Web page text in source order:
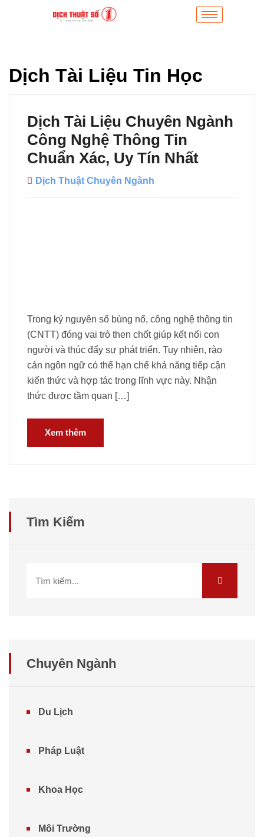
Dịch Tài Liệu Tin Học
Dịch Tài Liệu Chuyên Ngành
Công Nghệ Thông Tin
Chuẩn Xác, Uy Tín Nhất
Dịch Thuật Chuyên Ngành
Trong kỷ nguyên số bùng nổ, công nghệ thông tin
(CNTT) đóng vai trò then chốt giúp kết nối con
người và thúc đẩy sự phát triển. Tuy nhiên, rào
cản ngôn ngữ có thể hạn chế khả năng tiếp cận
kiến thức và hợp tác trong lĩnh vực này. Nhận
thức được tầm quan […]
Xem thêm
Tìm Kiếm
Chuyên Ngành
Du Lịch
Pháp Luật
Khoa Học
Môi Trường